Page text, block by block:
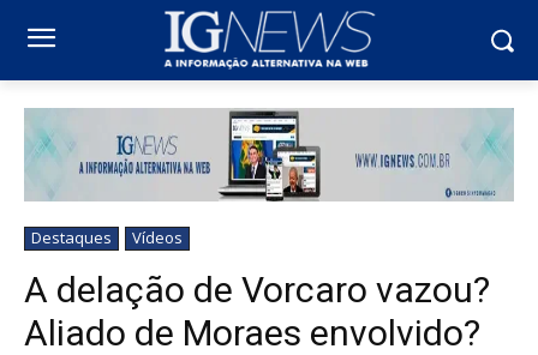
Destaques Vídeos
A delação de Vorcaro vazou?
Aliado de Moraes envolvido?